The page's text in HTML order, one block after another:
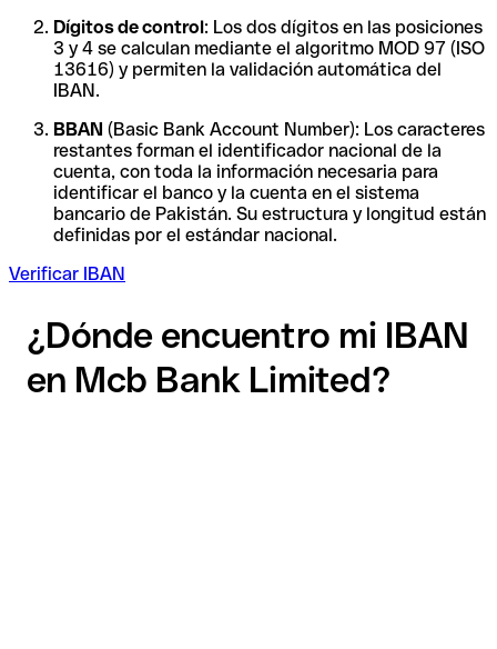
Dígitos de control: Los dos dígitos en las posiciones
3 y 4 se calculan mediante el algoritmo MOD 97 (ISO
13616) y permiten la validación automática del
IBAN.
BBAN (Basic Bank Account Number): Los caracteres
restantes forman el identificador nacional de la
cuenta, con toda la información necesaria para
identificar el banco y la cuenta en el sistema
bancario de Pakistán. Su estructura y longitud están
definidas por el estándar nacional.
Verificar IBAN
¿Dónde encuentro mi IBAN
en Mcb Bank Limited?